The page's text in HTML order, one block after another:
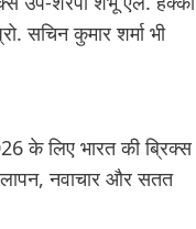
सचिन कुमार शर्मा भी
के लिए भारत की ब्रिक्स
नवाचार और सतत